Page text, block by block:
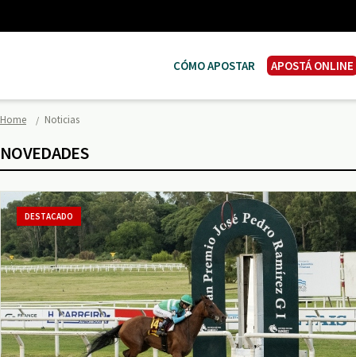
CÓMO APOSTAR APOSTÁ ONLINE
Home Noticias
NOVEDADES
DESTACADO